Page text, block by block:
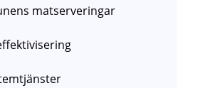
matserveringar